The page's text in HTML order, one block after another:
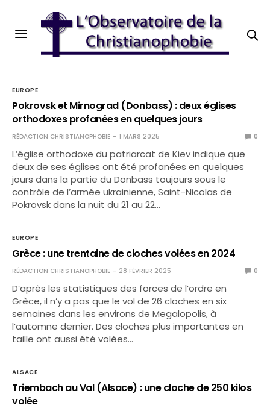
EUROPE
Pokrovsk et Mirnograd (Donbass) : deux églises
orthodoxes profanées en quelques jours
RÉDACTION CHRISTIANOPHOBIE 1 MARS 2025 0
L’église orthodoxe du patriarcat de Kiev indique que
deux de ses églises ont été profanées en quelques
jours dans la partie du Donbass toujours sous le
contrôle de l’armée ukrainienne, Saint-Nicolas de
Pokrovsk dans la nuit du 21 au 22…
EUROPE
Grèce : une trentaine de cloches volées en 2024
RÉDACTION CHRISTIANOPHOBIE 28 FÉVRIER 2025 0
D’après les statistiques des forces de l’ordre en
Grèce, il n’y a pas que le vol de 26 cloches en six
semaines dans les environs de Megalopolis, à
l’automne dernier. Des cloches plus importantes en
taille ont aussi été volées…
ALSACE
Triembach au Val (Alsace) : une cloche de 250 kilos
volée